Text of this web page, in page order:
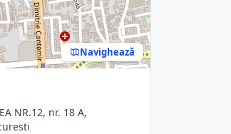
Navighează
NR.12, nr. 18 A,